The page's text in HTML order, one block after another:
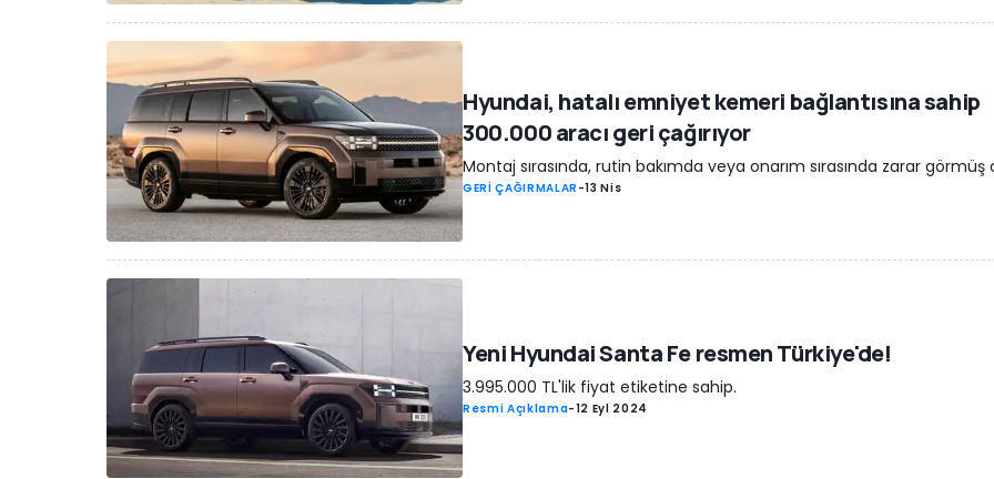
Hyundai, hatalı emniyet kemeri bağlantısına sahip
300.000 aracı geri çağırıyor
Montaj sırasında, rutin bakımda veya onarım sırasında zarar görmüş
GERİ ÇAĞIRMALAR -13 Nis
Yeni Hyundai Santa Fe resmen Türkiye'de!
3.995.000 TL'lik fiyat etiketine sahip.
Resmi Açıklama-12 Eyl 2024